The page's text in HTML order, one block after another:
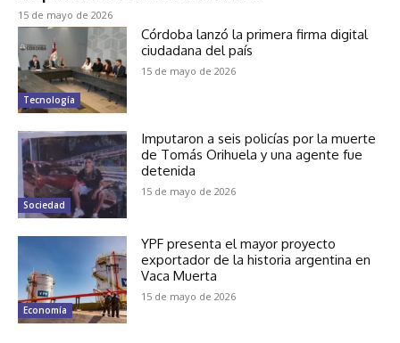
15 de mayo de 2026
Tecnología
Córdoba lanzó la primera firma digital
ciudadana del país
15 de mayo de 2026
Sociedad
Imputaron a seis policías por la muerte
de Tomás Orihuela y una agente fue
detenida
15 de mayo de 2026
Economía
YPF presenta el mayor proyecto
exportador de la historia argentina en
Vaca Muerta
15 de mayo de 2026